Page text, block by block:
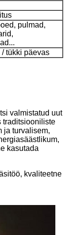
pulmad,
/ tükki päevas
valmistatud uut
traditsiooniliste
ja turvalisem,
kasutada
kvaliteetne